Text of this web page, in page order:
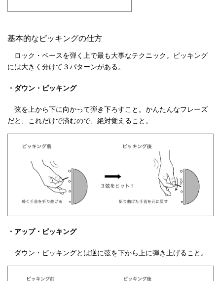
基本的なピッキングの仕方
ロック・ベースを弾く上で最も大事なテクニック。ピッキング
には大きく分けて３パターンがある。
・ダウン・ピッキング
弦を上から下に向かって弾き下ろすこと。かんたんなフレーズ
だと、これだけで済むので、絶対覚えること。
・アップ・ピッキング
ダウン・ピッキングとは逆に弦を下から上に弾き上げること。